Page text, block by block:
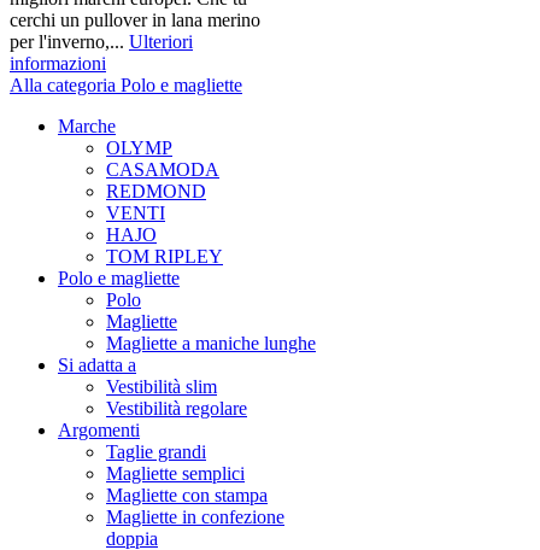
cerchi un pullover in lana merino
per l'inverno,... Ulteriori
informazioni
Alla categoria Polo e magliette
Marche
OLYMP
CASAMODA
REDMOND
VENTI
HAJO
TOM RIPLEY
Polo e magliette
Polo
Magliette
Magliette a maniche lunghe
Si adatta a
Vestibilità slim
Vestibilità regolare
Argomenti
Taglie grandi
Magliette semplici
Magliette con stampa
Magliette in confezione
doppia